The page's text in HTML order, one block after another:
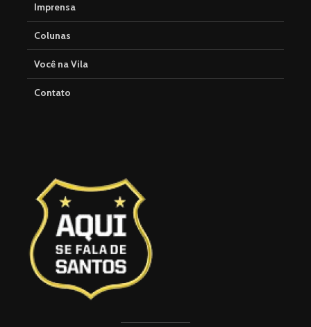
Imprensa
Colunas
Você na Vila
Contato